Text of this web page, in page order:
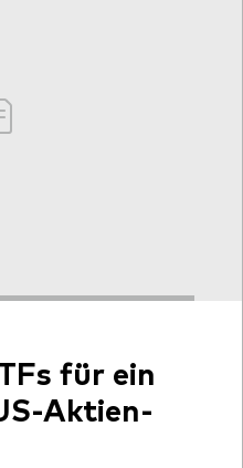
für ein
Aktien-